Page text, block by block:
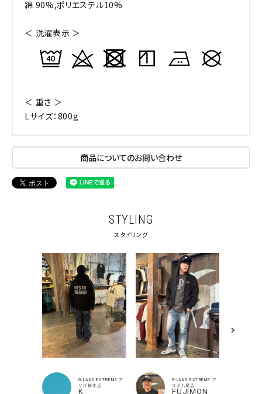
キーワードから探す
綿 90%,ポリエステル10%
＜ 洗濯表示 ＞
＜ 重さ ＞
Lサイズ：800g
商品についてのお問い合わせ
STYLING
スタイリング
G-LAND EXTREME ア
リオ橋本店
K
G-LAND EXTREME ア
リオ八尾店
FUJIMON